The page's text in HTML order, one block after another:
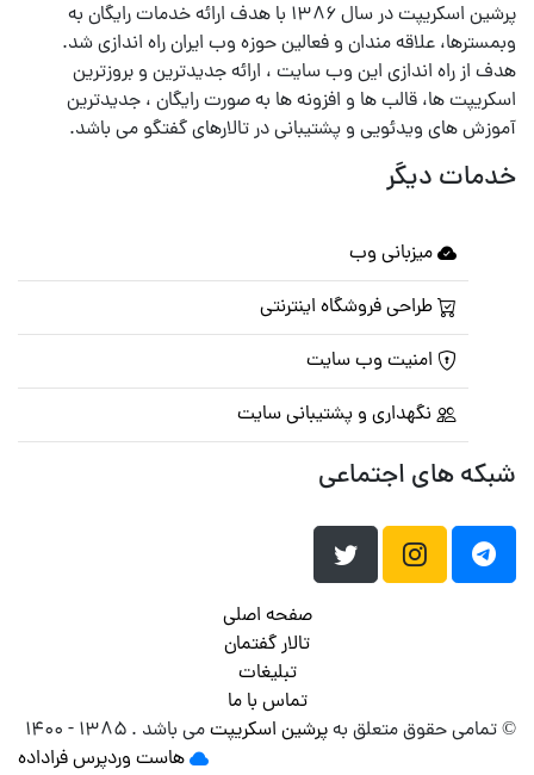
پرشین اسکریپت در سال ۱۳۸۶ با هدف ارائه خدمات رایگان به
علاقه مندان و فعالین حوزه وب ایران راه اندازی شد.
از راه اندازی این وب سایت ، ارائه جدیدترین و بروزترین
ها، قالب ها و افزونه ها به صورت رایگان ، جدیدترین
های ویدئویی و پشتیبانی در تالارهای گفتگو می باشد.
دیگر
میزبانی وب
طراحی فروشگاه اینترنتی
امنیت وب سایت
نگهداری و پشتیبانی سایت
های اجتماعی
صفحه اصلی
تالار گفتمان
تبلیغات
تماس با ما
حقوق متعلق بهپرشین اسکریپتمی باشد . ۱۳۸۵ - ۱۴۰۰
هاست وردپرسفراداده